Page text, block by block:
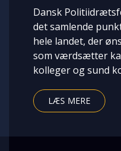
Dansk
det samlende
hele landet, der
som værdsætter
kolleger og sund
LÆS MERE